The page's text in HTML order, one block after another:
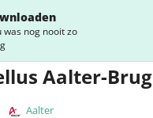
was nog nooit zo
Aalter-Brug
Aalter